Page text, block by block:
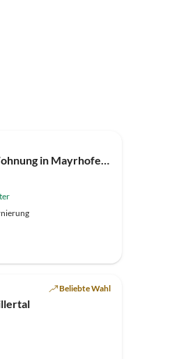
Apartment Wohnung in Mayrhofen nahe Penkenbahn
Beliebte Wahl